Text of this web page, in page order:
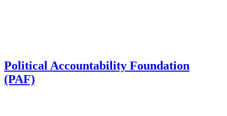
Political Accountability Foundation
(PAF)